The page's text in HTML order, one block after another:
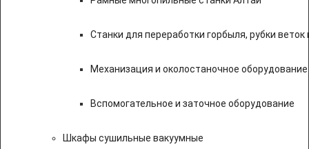
Станки для переработки горбыля, рубки веток
Механизация и околостаночное оборудование
Вспомогательное и заточное оборудование
Шкафы сушильные вакуумные